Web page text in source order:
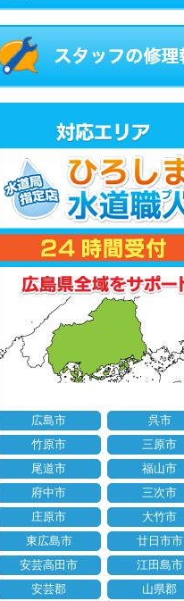
広島市
呉市
竹原市
三原市
尾道市
福山市
府中市
三次市
庄原市
大竹市
東広島市
廿日市市
安芸高田市
江田島市
安芸郡
山県郡